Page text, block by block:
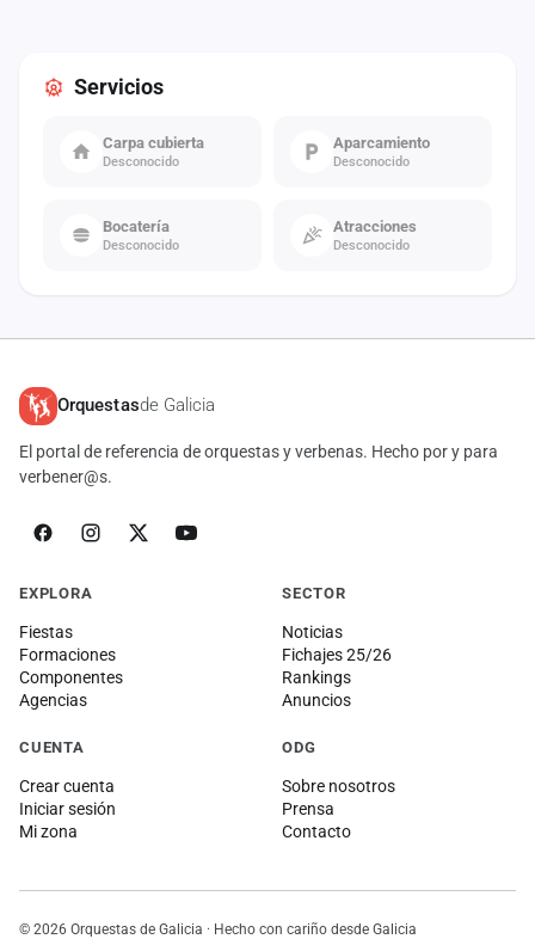
Servicios
Carpa cubierta
Desconocido
Aparcamiento
Desconocido
Bocatería
Desconocido
Atracciones
Desconocido
Orquestasde Galicia
El portal de referencia de orquestas y verbenas. Hecho por y para
verbener@s.
EXPLORA
Fiestas
Formaciones
Componentes
Agencias
SECTOR
Noticias
Fichajes 25/26
Rankings
Anuncios
CUENTA
Crear cuenta
Iniciar sesión
Mi zona
ODG
Sobre nosotros
Prensa
Contacto
© 2026 Orquestas de Galicia · Hecho con cariño desde Galicia